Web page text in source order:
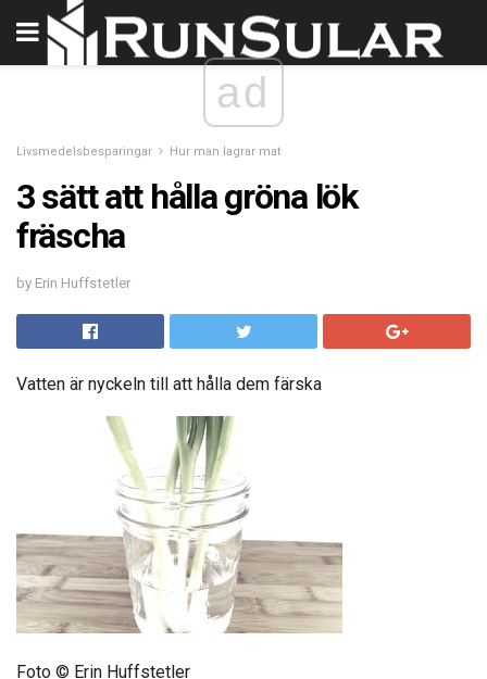
ad
Livsmedelsbesparingar Hur man lagrar mat
3 sätt att hålla gröna lök
fräscha
by Erin Huffstetler
Vatten är nyckeln till att hålla dem färska
Foto © Erin Huffstetler